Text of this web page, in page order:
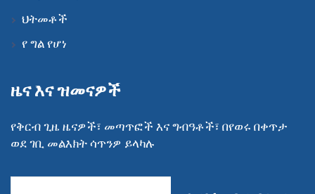
ህትመቶች
የ ግል የሆነ
ዜና እና ዝመናዎች
የቅርብ ጊዜ ዜናዎች፣ መጣጥፎች እና ግብዓቶች፣ በየወሩ በቀጥታ
ወደ ገቢ መልእክት ሳጥንዎ ይላካሉ